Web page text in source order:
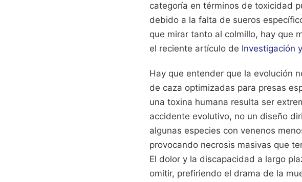
categoría en términos de toxicidad
debido a la falta de sueros
que mirar tanto al colmillo, hay que
el reciente artículo de Investigación
Hay que entender que la evolución
de caza optimizadas para presas
una toxina humana resulta ser
accidente evolutivo, no un diseño
algunas especies con venenos
provocando necrosis masivas que
El dolor y la discapacidad a largo
omitir, prefiriendo el drama de la